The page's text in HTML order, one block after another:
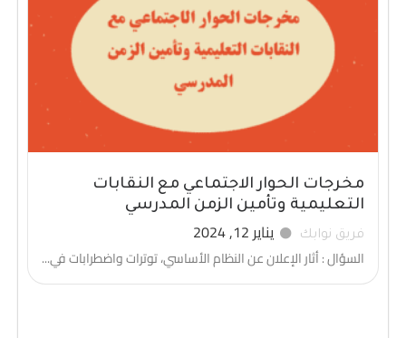
مخرجات الحوار الاجتماعي مع النقابات
التعليمية وتأمين الزمن المدرسي
فريق نوابك يناير 12, 2024
السؤال : أثار الإعلان عن النظام الأساسي، توترات واضطرابات في...